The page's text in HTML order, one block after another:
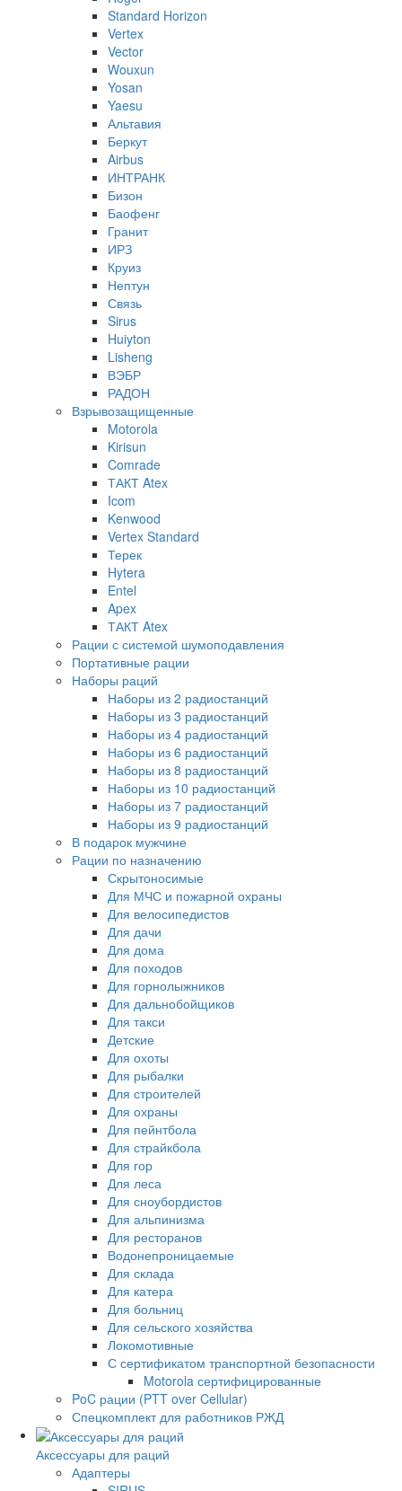
Standard Horizon
Vertex
Vector
Wouxun
Yosan
Yaesu
Альтавия
Беркут
Airbus
ИНТРАНК
Бизон
Баофенг
Гранит
ИРЗ
Круиз
Нептун
Связь
Sirus
Huiyton
Lisheng
ВЭБР
РАДОН
Взрывозащищенные
Motorola
Kirisun
Comrade
ТАКТ Atex
Icom
Kenwood
Vertex Standard
Терек
Hytera
Entel
Apex
ТАКТ Atex
Рации с системой шумоподавления
Портативные рации
Наборы раций
Наборы из 2 радиостанций
Наборы из 3 радиостанций
Наборы из 4 радиостанций
Наборы из 6 радиостанций
Наборы из 8 радиостанций
Наборы из 10 радиостанций
Наборы из 7 радиостанций
Наборы из 9 радиостанций
В подарок мужчине
Рации по назначению
Скрытоносимые
Для МЧС и пожарной охраны
Для велосипедистов
Для дачи
Для дома
Для походов
Для горнолыжников
Для дальнобойщиков
Для такси
Детские
Для охоты
Для рыбалки
Для строителей
Для охраны
Для пейнтбола
Для страйкбола
Для гор
Для леса
Для сноубордистов
Для альпинизма
Для ресторанов
Водонепроницаемые
Для склада
Для катера
Для больниц
Для сельского хозяйства
Локомотивные
С сертификатом транспортной безопасности
Motorola сертифицированные
PoC рации (PTT over Cellular)
Спецкомплект для работников РЖД
Аксессуары для раций
Адаптеры